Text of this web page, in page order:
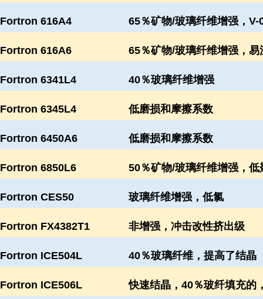
Fortron 616A4 65％矿物/玻璃纤维增强，V-
Fortron 616A6 65％矿物/玻璃纤维增强，易
Fortron 6341L4 40％玻璃纤维增强
Fortron 6345L4 低磨损和摩擦系数
Fortron 6450A6 低磨损和摩擦系数
Fortron 6850L6 50％矿物/玻璃纤维增强，
Fortron CES50 玻璃纤维增强，低氯
Fortron FX4382T1 非增强，冲击改性挤出级
Fortron ICE504L 40％玻璃纤维，提高了结晶
Fortron ICE506L 快速结晶，40％玻纤填充的